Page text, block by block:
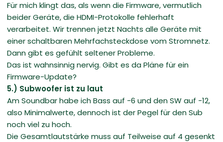
Für mich klingt das, als wenn die Firmware, vermutlich
beider Geräte, die HDMI-Protokolle fehlerhaft
verarbeitet. Wir trennen jetzt Nachts alle Geräte mit
einer schaltbaren Mehrfachsteckdose vom Stromnetz.
Dann gibt es gefühlt seltener Probleme.
Das ist wahnsinnig nervig. Gibt es da Pläne für ein
Firmware-Update?
5.) Subwoofer ist zu laut
Am Soundbar habe ich Bass auf -6 und den SW auf -12,
also Minimalwerte, dennoch ist der Pegel für den Sub
noch viel zu hoch.
Die Gesamtlautstärke muss auf Teilweise auf 4 gesenkt